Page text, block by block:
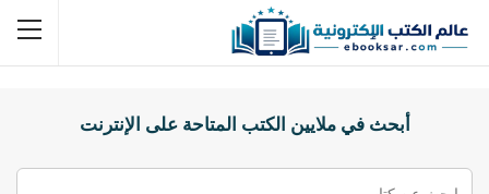
أبحث في ملايين الكتب المتاحة على الإنترنت